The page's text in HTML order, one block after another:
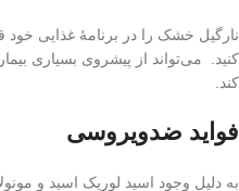
نارگیل خشک را در برنامهٔ غذایی خود
کنید. می‌تواند از پیشروی بسیاری
کند.
فواید ضدویروسی
به دلیل وجود اسید لوریک اسید و